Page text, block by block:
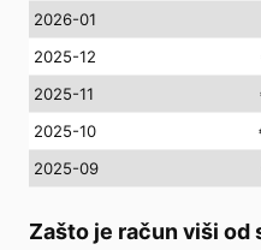
2026-01
2025-12
2025-11
2025-10
2025-09
Zašto je račun viši od